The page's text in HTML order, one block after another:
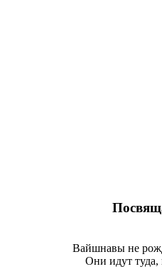
Вайшнавы не
Они идут туда,